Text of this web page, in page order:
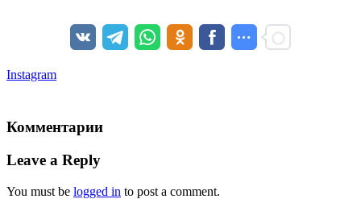
Instagram
Комментарии
Leave a Reply
You must be logged in to post a comment.